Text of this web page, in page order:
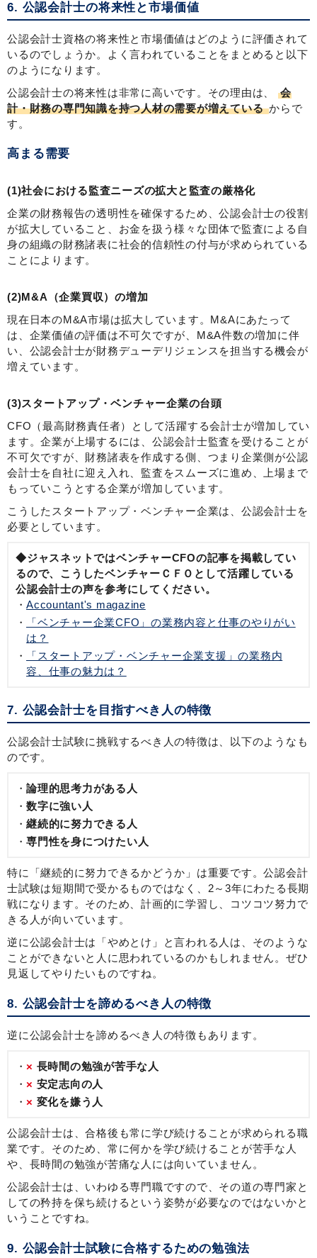
6. 公認会計士の将来性と市場価値
公認会計士資格の将来性と市場価値はどのように評価されて
いるのでしょうか。よく言われていることをまとめると以下
のようになります。
公認会計士の将来性は非常に高いです。その理由は、
会
計・財務の専門知識を持つ人材の需要が増えているからで
す。
高まる需要
(1)社会における監査ニーズの拡大と監査の厳格化
企業の財務報告の透明性を確保するため、公認会計士の役割
が拡大していること、お金を扱う様々な団体で監査による自
身の組織の財務諸表に社会的信頼性の付与が求められている
ことによります。
(2)M&A（企業買収）の増加
現在日本のM&A市場は拡大しています。M&Aにあたって
は、企業価値の評価は不可欠ですが、M&A件数の増加に伴
い、公認会計士が財務デューデリジェンスを担当する機会が
増えています。
(3)スタートアップ・ベンチャー企業の台頭
CFO（最高財務責任者）として活躍する会計士が増加してい
ます。企業が上場するには、公認会計士監査を受けることが
不可欠ですが、財務諸表を作成する側、つまり企業側が公認
会計士を自社に迎え入れ、監査をスムーズに進め、上場まで
もっていこうとする企業が増加しています。
こうしたスタートアップ・ベンチャー企業は、公認会計士を
必要としています。
◆ジャスネットではベンチャーCFOの記事を掲載してい
るので、こうしたベンチャーＣＦＯとして活躍している
公認会計士の声を参考にしてください。
Accountant's magazine
「ベンチャー企業CFO」の業務内容と仕事のやりがい
は？
「スタートアップ・ベンチャー企業支援」の業務内
容、仕事の魅力は？
7. 公認会計士を目指すべき人の特徴
公認会計士試験に挑戦するべき人の特徴は、以下のようなも
のです。
論理的思考力がある人
数字に強い人
継続的に努力できる人
専門性を身につけたい人
特に「継続的に努力できるかどうか」は重要です。公認会計
士試験は短期間で受かるものではなく、2～3年にわたる長期
戦になります。そのため、計画的に学習し、コツコツ努力で
きる人が向いています。
逆に公認会計士は「やめとけ」と言われる人は、そのような
ことができないと人に思われているのかもしれません。ぜひ
見返してやりたいものですね。
8. 公認会計士を諦めるべき人の特徴
逆に公認会計士を諦めるべき人の特徴もあります。
× 長時間の勉強が苦手な人
× 安定志向の人
× 変化を嫌う人
公認会計士は、合格後も常に学び続けることが求められる職
業です。そのため、常に何かを学び続けることが苦手な人
や、長時間の勉強が苦痛な人には向いていません。
公認会計士は、いわゆる専門職ですので、その道の専門家と
しての矜持を保ち続けるという姿勢が必要なのではないかと
いうことですね。
9. 公認会計士試験に合格するための勉強法